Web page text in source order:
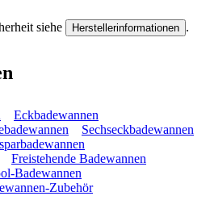
siehe Herstellerinformationen .
Eckbadewannen
Sechseckbadewannen
Freistehende Badewannen
Badewannen
Zubehör